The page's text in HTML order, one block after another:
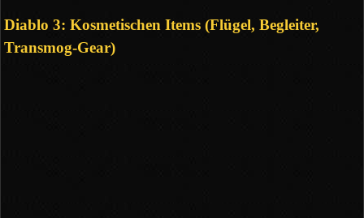
Diablo 3: Kosmetischen Items (Flügel, Begleiter,
Transmog-Gear)